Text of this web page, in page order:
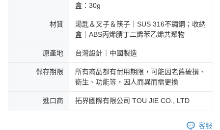
盒：30g
材質
湯匙＆叉子＆筷子｜SUS 316不鏽鋼；收納
盒｜ABS丙烯腈丁二烯苯乙烯共聚物
原產地 台灣設計｜中國製造
保存期限
所有商品都有耐用期限，可能因老舊破損、
衛生、功能等，因人而異而需更換
進口商 拓界國際有限公司 TOU JIE CO., LTD
客服